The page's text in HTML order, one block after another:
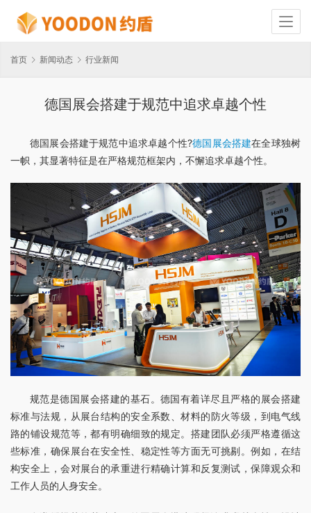
首页 新闻动态 行业新闻
德国展会搭建于规范中追求卓越个性
德国展会搭建于规范中追求卓越个性?德国展会搭建在全球独树
一帜，其显著特征是在严格规范框架内，不懈追求卓越个性。
规范是德国展会搭建的基石。德国有着详尽且严格的展会搭建
标准与法规，从展台结构的安全系数、材料的防火等级，到电气线
路的铺设规范等，都有明确细致的规定。搭建团队必须严格遵循这
些标准，确保展台在安全性、稳定性等方面无可挑剔。例如，在结
构安全上，会对展台的承重进行精确计算和反复测试，保障观众和
工作人员的人身安全。